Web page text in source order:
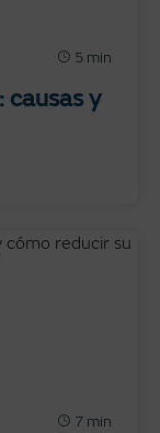
5 min
y
7 min